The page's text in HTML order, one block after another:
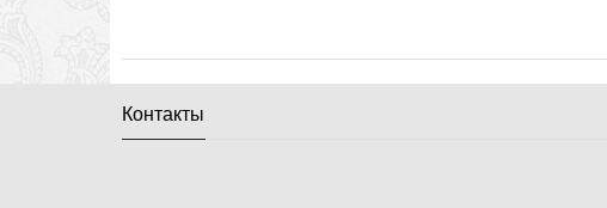
Контакты